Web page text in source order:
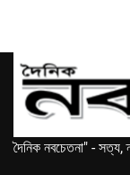
দৈনিক নবচেতনা" - সত্য,